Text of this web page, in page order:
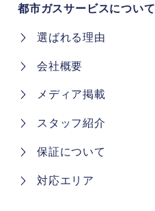
対応エリア
都市ガスサービスについて
選ばれる理由
会社概要
メディア掲載
スタッフ紹介
保証について